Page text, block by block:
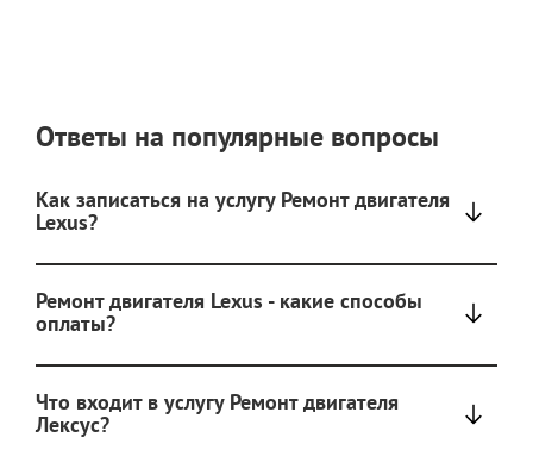
Ответы на популярные вопросы
Как записаться на услугу Ремонт двигателя
Lexus?
Ремонт двигателя Lexus - какие способы
оплаты?
Что входит в услугу Ремонт двигателя
Лексус?